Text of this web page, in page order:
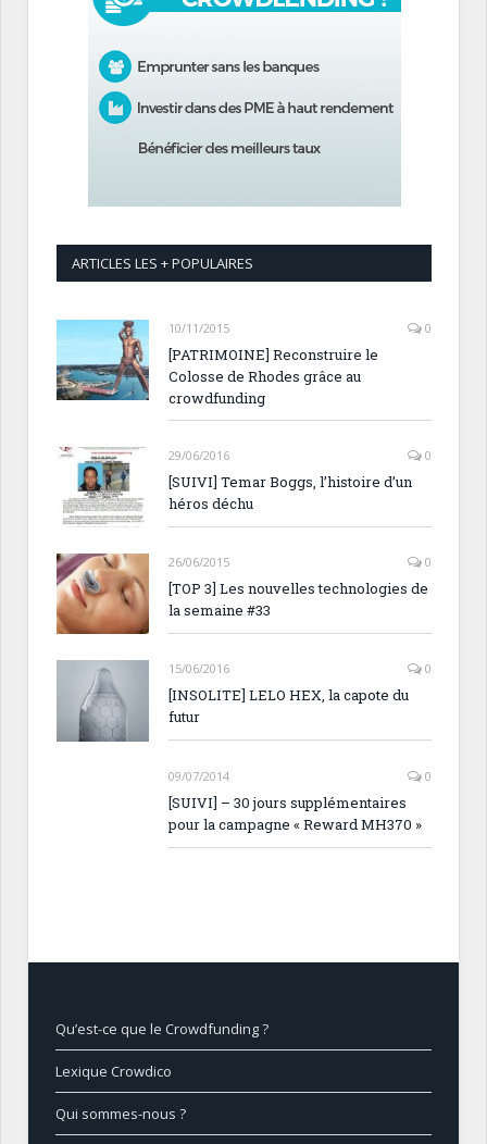
ARTICLES LES + POPULAIRES
10/11/2015 0
[PATRIMOINE] Reconstruire le
Colosse de Rhodes grâce au
crowdfunding
29/06/2016 0
[SUIVI] Temar Boggs, l’histoire d’un
héros déchu
26/06/2015 0
[TOP 3] Les nouvelles technologies de
la semaine #33
15/06/2016 0
[INSOLITE] LELO HEX, la capote du
futur
09/07/2014 0
[SUIVI] – 30 jours supplémentaires
pour la campagne « Reward MH370 »
Qu’est-ce que le Crowdfunding ?
Lexique Crowdico
Qui sommes-nous ?